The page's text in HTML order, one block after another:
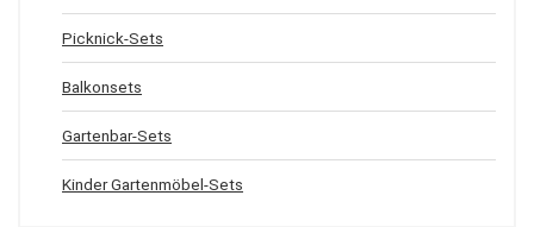
Picknick-Sets
Balkonsets
Gartenbar-Sets
Kinder Gartenmöbel-Sets